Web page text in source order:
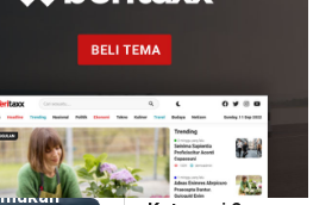
lalu